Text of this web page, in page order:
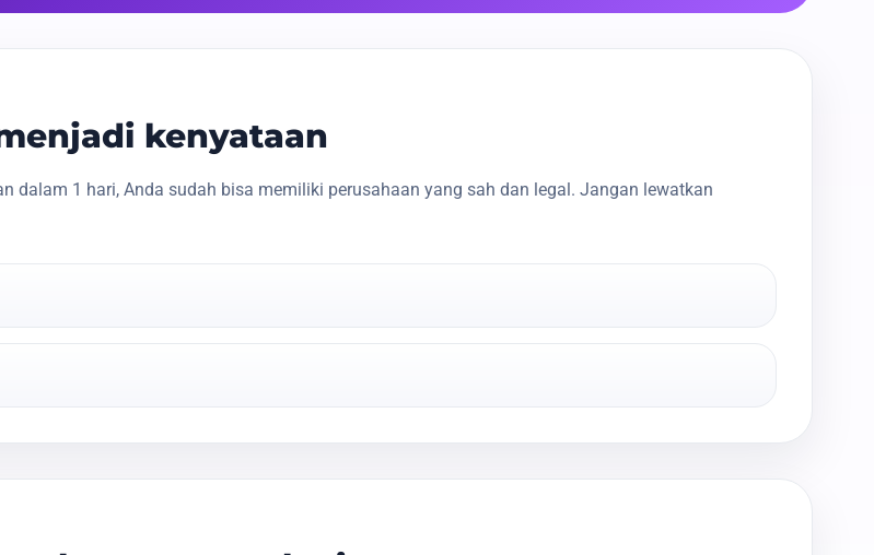
kenyataan
dalam 1 hari, Anda sudah bisa memiliki perusahaan yang sah dan legal. Jangan lewatkan